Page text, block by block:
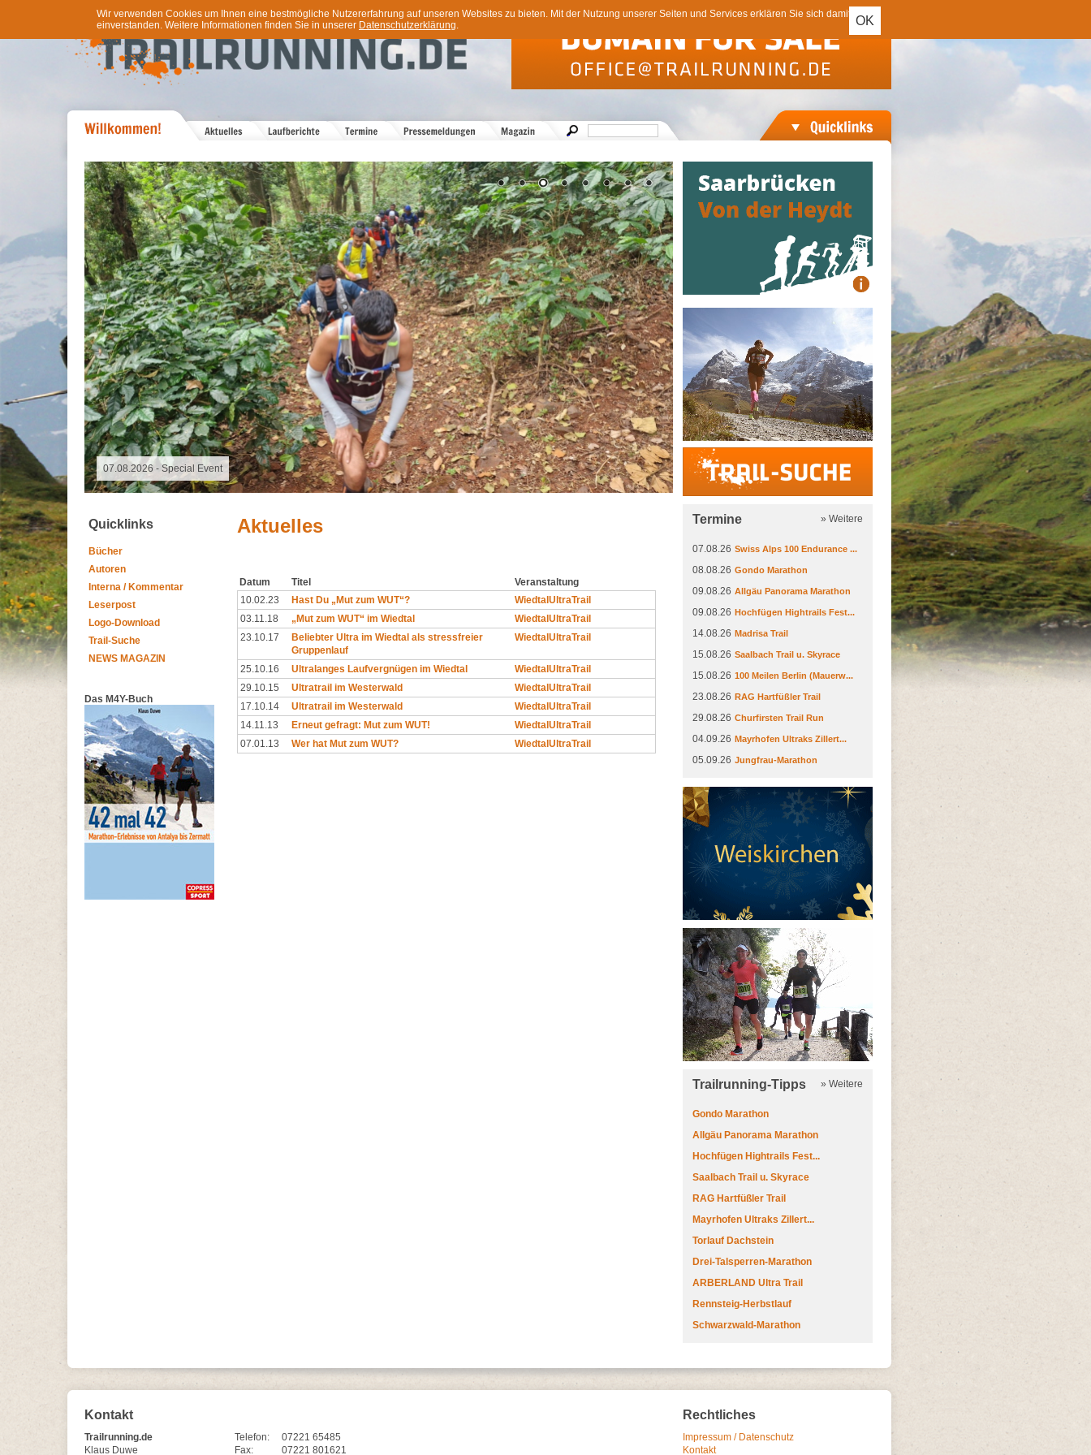
OK
Wir verwenden Cookies um Ihnen eine bestmögliche Nutzererfahrung auf unseren Websites zu bieten. Mit der Nutzung unserer Seiten und Services erklären Sie sich damit
einverstanden. Weitere Informationen finden Sie in unserer Datenschutzerklärung.
09.11.2025 - Spalter Freiheit Hügelland Trailrun
Trail-Suche
Quicklinks
Bücher
Autoren
Interna / Kommentar
Leserpost
Logo-Download
Trail-Suche
NEWS MAGAZIN
Das M4Y-Buch
Aktuelles
Datum Titel
Veranstaltung
10.02.23
Hast Du „Mut zum WUT“?
WiedtalUltraTrail
03.11.18
„Mut zum WUT“ im Wiedtal
WiedtalUltraTrail
23.10.17
Beliebter Ultra im Wiedtal als stressfreier
Gruppenlauf
WiedtalUltraTrail
25.10.16 Ultralanges Laufvergnügen im Wiedtal
WiedtalUltraTrail
29.10.15
Ultratrail im Westerwald
WiedtalUltraTrail
17.10.14
Ultratrail im Westerwald
WiedtalUltraTrail
14.11.13
Erneut gefragt: Mut zum WUT!
WiedtalUltraTrail
07.01.13
Wer hat Mut zum WUT? WiedtalUltraTrail
Termine » Weitere
07.08.26 Swiss Alps 100 Endurance ...
08.08.26 Gondo Marathon
09.08.26 Allgäu Panorama Marathon
09.08.26 Hochfügen Hightrails Fest...
14.08.26 Madrisa Trail
15.08.26 Saalbach Trail u. Skyrace
15.08.26 100 Meilen Berlin (Mauerw...
23.08.26 RAG Hartfüßler Trail
29.08.26 Churfirsten Trail Run
04.09.26 Mayrhofen Ultraks Zillert...
05.09.26 Jungfrau-Marathon
Trailrunning-Tipps » Weitere
Gondo Marathon
Allgäu Panorama Marathon
Hochfügen Hightrails Fest...
Saalbach Trail u. Skyrace
RAG Hartfüßler Trail
Mayrhofen Ultraks Zillert...
Torlauf Dachstein
Drei-Talsperren-Marathon
ARBERLAND Ultra Trail
Rennsteig-Herbstlauf
Schwarzwald-Marathon
Kontakt
Trailrunning.de
Klaus Duwe
Telefon:
07221 65485
Fax:
07221 801621
Rechtliches
Impressum / Datenschutz
Kontakt